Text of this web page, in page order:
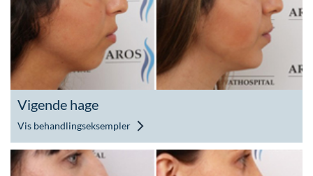
Vigende hage
Vis behandlingseksempler